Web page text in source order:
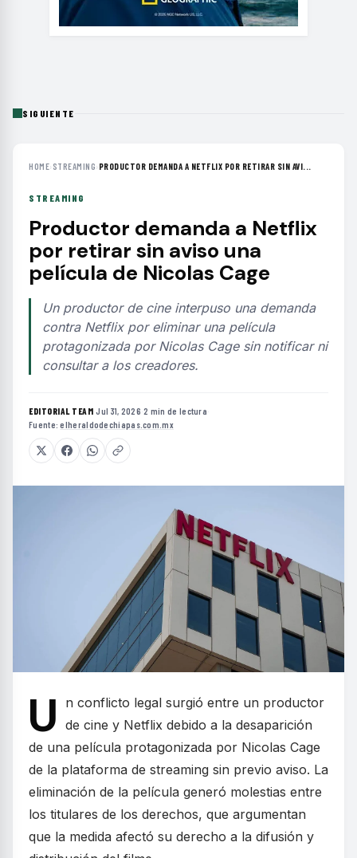
SIGUIENTE
HOME› STREAMING› PRODUCTOR DEMANDA A NETFLIX POR RETIRAR SIN AVI...
STREAMING
Productor demanda a Netflix
por retirar sin aviso una
película de Nicolas Cage
Un productor de cine interpuso una demanda
contra Netflix por eliminar una película
protagonizada por Nicolas Cage sin notificar ni
consultar a los creadores.
EDITORIAL TEAM·Jul 31, 2026·2 min de lectura·
Fuente:elheraldodechiapas.com.mx
U
n conflicto legal surgió entre un productor
de cine y Netflix debido a la desaparición
de una película protagonizada por Nicolas Cage
de la plataforma de streaming sin previo aviso. La
eliminación de la película generó molestias entre
los titulares de los derechos, que argumentan
que la medida afectó su derecho a la difusión y